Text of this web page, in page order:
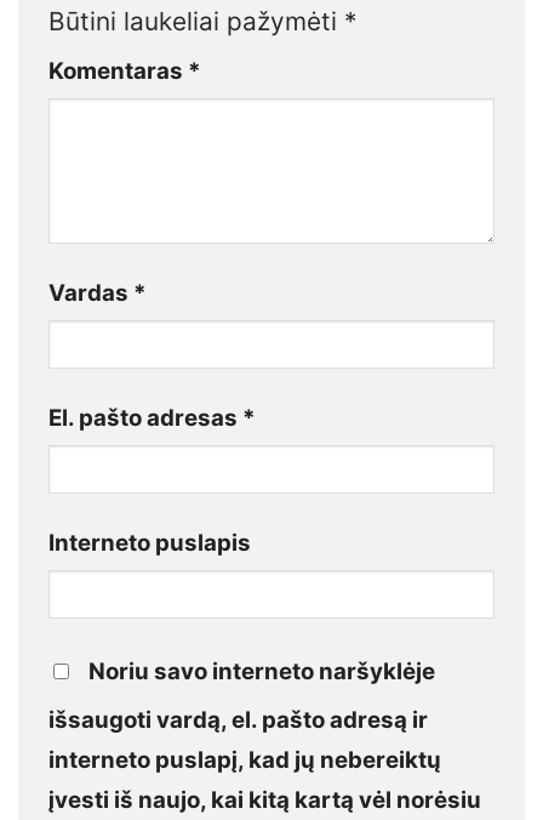
Būtini laukeliai pažymėti *
Komentaras *
Vardas *
El. pašto adresas *
Interneto puslapis
Noriu savo interneto naršyklėje
išsaugoti vardą, el. pašto adresą ir
interneto puslapį, kad jų nebereiktų
įvesti iš naujo, kai kitą kartą vėl norėsiu